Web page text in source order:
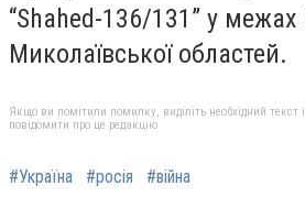
“Shahed-136/131” у межах
Миколаївської областей.
Якщо ви помітили помилку, виділіть необхідний текст
повідомити про це редакцію
#Україна #росія #війна